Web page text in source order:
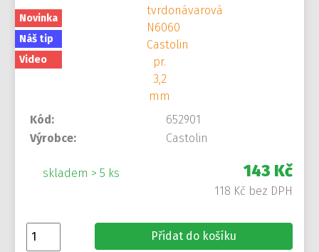
Novinka
Náš tip
Video
Kód:
652901
Výrobce:
Castolin
skladem > 5 ks 143 Kč
118 Kč bez DPH
Přidat do košíku